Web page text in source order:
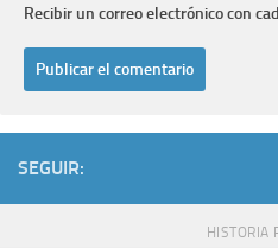
Recibir un correo electrónico con
SEGUIR:
HISTORIA